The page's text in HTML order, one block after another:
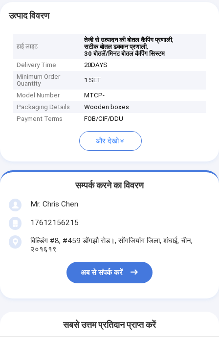
उत्पाद विवरण
हाई लाइट
तेजी से उत्पादन की बोतल कैपिंग प्रणाली,
सटीक बोतल ढक्कन प्रणाली,
30 बोतलें/मिनट बोतल कैपिंग सिस्टम
Delivery Time
20DAYS
Minimum Order
Quantity
1 SET
Model Number
MTCP-
Packaging Details
Wooden boxes
Payment Terms
FOB/CIF/DDU
और देखो
सम्पर्क करने का विवरण
Mr. Chris Chen
17612156215
बिल्डिंग #8, #459 डोंगझौ रोड।, सोंगजियांग जिला, शंघाई, चीन,
२०१६१९
अब से संपर्क करें
सबसे उत्तम प्रतिदान प्राप्त करें